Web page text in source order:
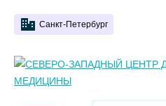
Санкт-Петербург